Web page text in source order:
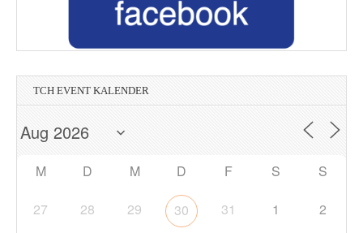
TCH EVENT KALENDER
M D M D F S S
27 28 29 30 31 1 2